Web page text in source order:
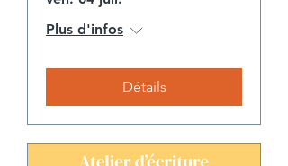
Plus d'infos
Détails